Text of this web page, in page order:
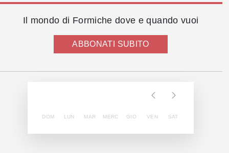
Il mondo di Formiche dove e quando vuoi
ABBONATI SUBITO
DOM LUN MAR MERC GIO VEN SAT